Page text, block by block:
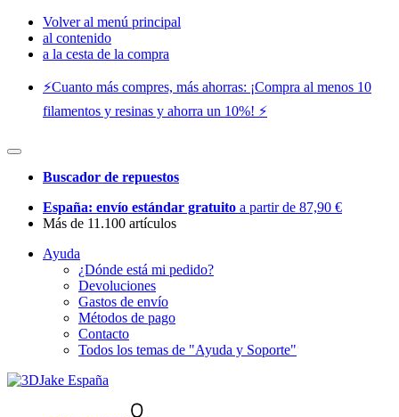
Volver al menú principal
al contenido
a la cesta de la compra
⚡️Cuanto más compres, más ahorras: ¡Compra al menos 10
filamentos y resinas y ahorra un 10%! ⚡️
Buscador de repuestos
España: envío estándar gratuito a partir de 87,90 €
Más de 11.100 artículos
Ayuda
¿Dónde está mi pedido?
Devoluciones
Gastos de envío
Métodos de pago
Contacto
Todos los temas de "Ayuda y Soporte"